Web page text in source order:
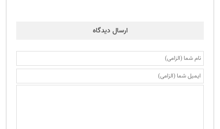
ارسال دیدگاه